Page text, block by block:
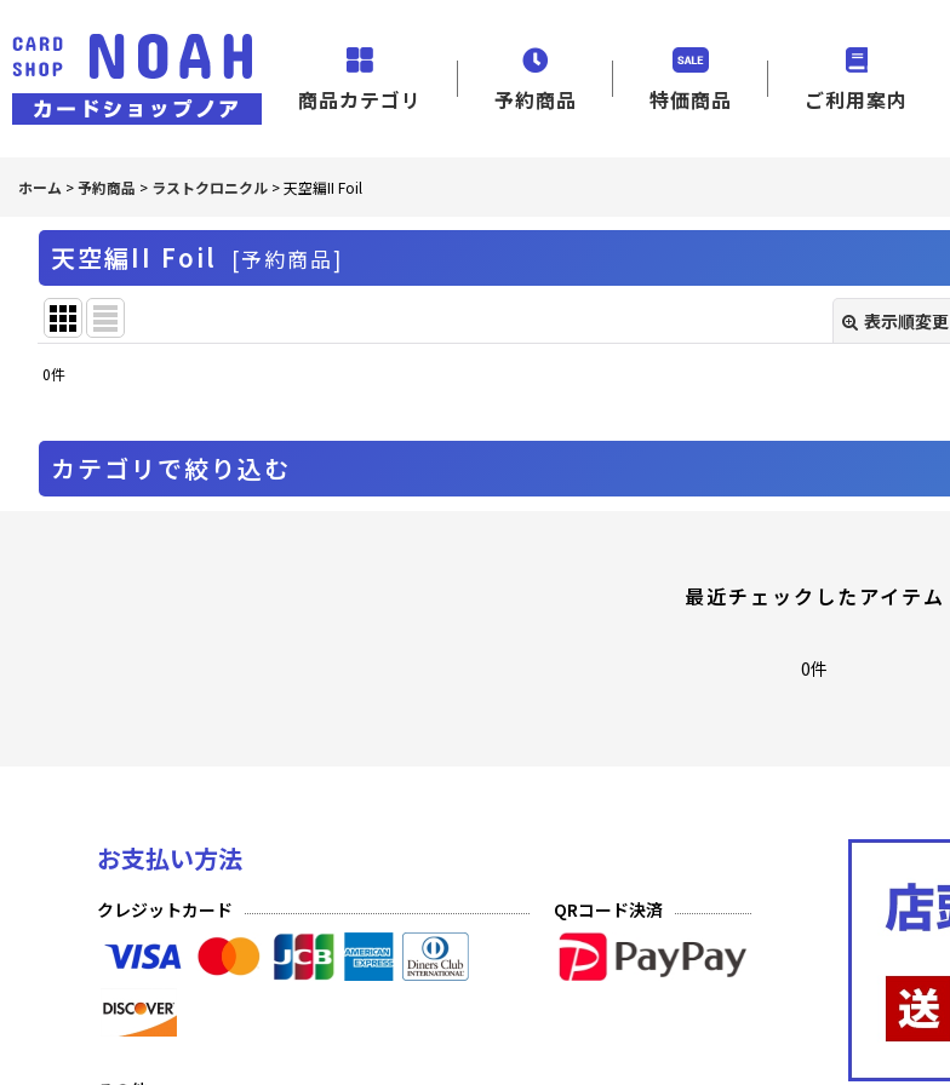
商品カテゴリ 予約商品 特価商品 ご利用案内
ホーム >予約商品 > ラストクロニクル >天空編II Foil
天空編II Foil [予約商品]
表示順変更
並び順:
0件
カテゴリで絞り込む
陽光編III Foil
陽光編III
陽光編II Foil
陽光編II
最近チェックしたアイテム
0件
お支払い方法
クレジットカード QRコード決済